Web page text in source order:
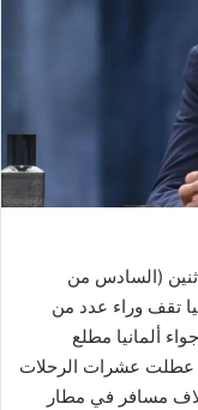
(السادس من
أن روسيا تقف وراء عدد من
ألمانيا مطلع
عطلت عشرات الرحلات
وأدت إلى تقطع السبل بأكثر من 10 آلاف مسافر في مطار